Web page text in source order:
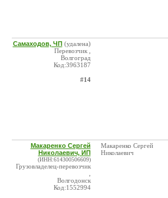
Самаходов, ЧП (удалена)
Перевозчик ,
Волгоград
Код:3963187
#14
Макаренко Сергей
Николаевич, ИП
(ИНН:614300506609)
Грузовладелец-перевозчик
Волгодонск
Код:1552994
Макаренко Сергей
Николаевич